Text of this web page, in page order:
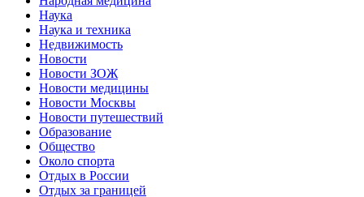
Наука
Наука и техника
Недвижимость
Новости
Новости ЗОЖ
Новости медицины
Новости Москвы
Новости путешествий
Образование
Общество
Около спорта
Отдых в России
Отдых за границей